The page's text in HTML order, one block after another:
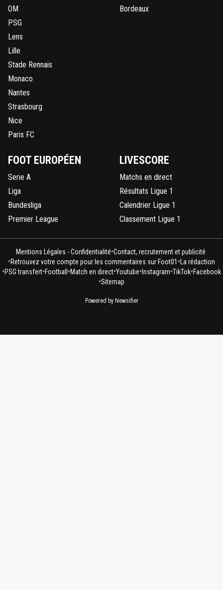
OM
PSG
Lens
Lille
Stade Rennais
Monaco
Nantes
Strasbourg
Nice
Paris FC
Bordeaux
FOOT EUROPÉEN
Serie A
Liga
Bundesliga
Premier League
LIVESCORE
Matchs en direct
Résultats Ligue 1
Calendrier Ligue 1
Classement Ligue 1
Mentions Légales - Confidentialité•Contact, recrutement et publicité
•Retrouvez votre compte pour les commentaires sur Foot01 • La rédaction
•PSG transfert•Football •Match en direct•Youtube• Instagram•TikTok•Facebook
•Sitemap
Powered by Newsifier